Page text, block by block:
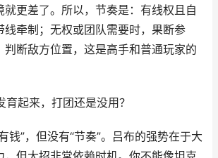
就更差了。所以，节奏是：有线权且自
线牵制；无权或团队需要时，果断参
判断敌方位置，这是高手和普通玩家的
育起来，打团还是没用？
钱”，但没有“节奏”。吕布的强势在于大